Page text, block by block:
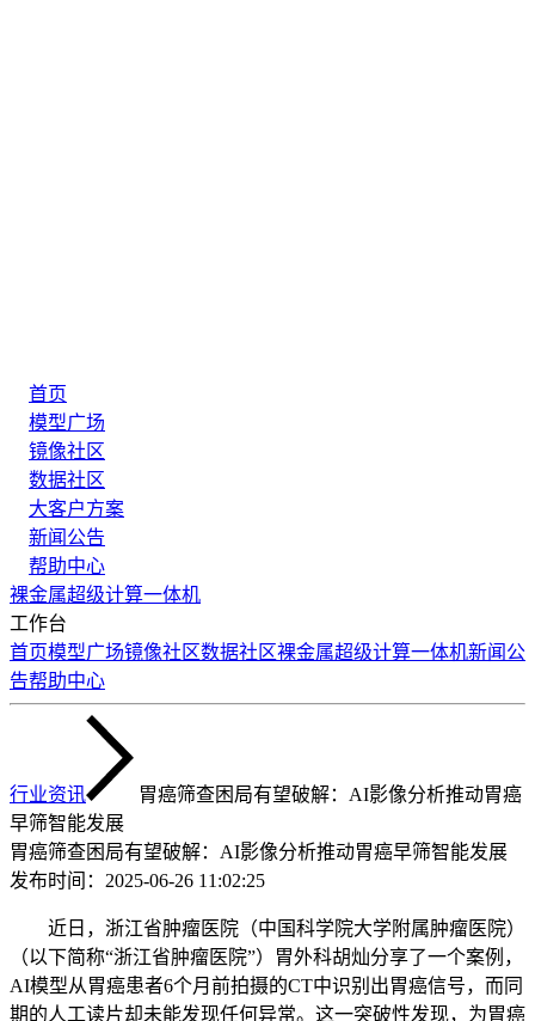
首页
模型广场
镜像社区
数据社区
大客户方案
新闻公告
帮助中心
裸金属超级计算一体机
工作台
首页模型广场镜像社区数据社区裸金属超级计算一体机新闻公
告帮助中心
行业资讯
胃癌筛查困局有望破解：AI影像分析推动胃癌
早筛智能发展
胃癌筛查困局有望破解：AI影像分析推动胃癌早筛智能发展
发布时间： 2025-06-26 11:02:25
近日，浙江省肿瘤医院（中国科学院大学附属肿瘤医院）
（以下简称“浙江省肿瘤医院”）胃外科胡灿分享了一个案例，
AI模型从胃癌患者6个月前拍摄的CT中识别出胃癌信号，而同
期的人工读片却未能发现任何异常。这一突破性发现，为胃癌